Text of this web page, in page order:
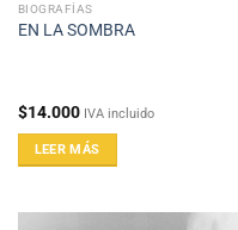
BIOGRAFÍAS
EN LA SOMBRA
$14.000 IVA incluido
LEER MÁS